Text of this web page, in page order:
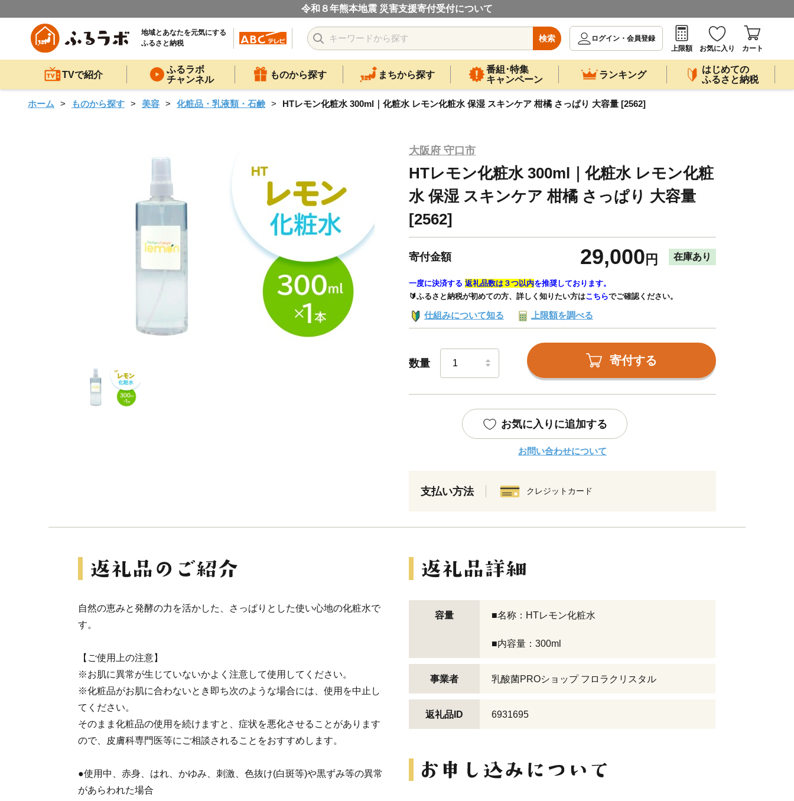
令和８年熊本地震 災害支援寄付受付について
地域とあなたを元気にする
ふるさと納税
検索
ログイン・会員登録
上限額
お気に入り カート
TVで紹介
ふるラボ
チャンネル
ものから探す まちから探す
番組･特集
キャンペーン
ランキング
はじめての
ふるさと納税
ホーム ものから探す 美容 化粧品・乳液類・石鹸 HTレモン化粧水 300ml｜化粧水 レモン化粧水 保湿 スキンケア 柑橘 さっぱり 大容量 [2562]
大阪府 守口市
HTレモン化粧水 300ml｜化粧水 レモン化粧
水 保湿 スキンケア 柑橘 さっぱり 大容量
[2562]
寄付金額 29,000 円 在庫あり
一度に決済する 返礼品数は３つ以内を推奨しております。
🔰ふるさと納税が初めての方、詳しく知りたい方はこちらでご確認ください。
仕組みについて知る 上限額を調べる
数量 寄付する
お気に入りに追加する
お問い合わせについて
支払い方法 クレジットカード
自然の恵みと発酵の力を活かした、さっぱりとした使い心地の化粧水で
す。
【ご使用上の注意】
※お肌に異常が生じていないかよく注意して使用してください。
※化粧品がお肌に合わないとき即ち次のような場合には、使用を中止し
てください。
そのまま化粧品の使用を続けますと、症状を悪化させることがあります
ので、皮膚科専門医等にご相談されることをおすすめします。
●使用中、赤身、はれ、かゆみ、刺激、色抜け(白斑等)や黒ずみ等の異常
があらわれた場合
容量 ■名称：HTレモン化粧水
■内容量：300ml
事業者 乳酸菌PROショップ フロラクリスタル
返礼品ID 6931695